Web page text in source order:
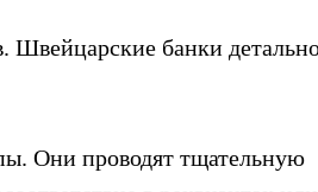
Швейцарские банки
Они проводят тщательную